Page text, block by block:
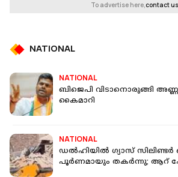
To advertise here,contact us
NATIONAL
NATIONAL
ബിജെപി വിടാനൊരുങ്ങി
കൈമാറി
NATIONAL
ഡല്‍ഹിയില്‍ ഗ്യാസ് സിലിണ്ടര്‍
പൂര്‍ണമായും തകര്‍ന്നു; ആറ്